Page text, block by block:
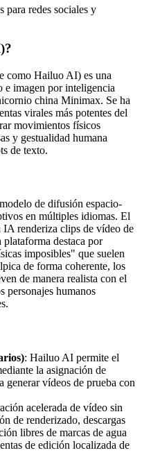
para redes sociales y
como Hailuo AI) es una
e imagen por inteligencia
china Minimax. Se ha
virales más potentes del
movimientos físicos
y gestualidad humana
de texto.
de difusión espacio-
en múltiples idiomas. El
IA renderiza clips de vídeo de
destaca por
imposibles" que suelen
de forma coherente, los
de manera realista con el
personajes humanos
: Hailuo AI permite el
la asignación de
generar vídeos de prueba con
acelerada de vídeo sin
de renderizado, descargas
libres de marcas de agua
de edición localizada de